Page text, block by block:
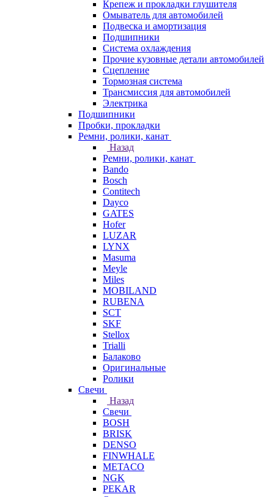
Крепеж и прокладки глушителя
Омыватель для автомобилей
Подвеска и амортизация
Подшипники
Система охлаждения
Прочие кузовные детали автомобилей
Сцепление
Тормозная система
Трансмиссия для автомобилей
Электрика
Подшипники
Пробки, прокладки
Ремни, ролики, канат
Назад
Ремни, ролики, канат
Bando
Bosch
Contitech
Dayco
GATES
Hofer
LUZAR
LYNX
Masuma
Meyle
Miles
MOBILAND
RUBENA
SCT
SKF
Stellox
Trialli
Балаково
Оригинальные
Ролики
Свечи
Назад
Свечи
BOSH
BRISK
DENSO
FINWHALE
METACO
NGK
PEKAR